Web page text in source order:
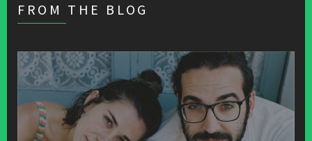
FROM THE BLOG